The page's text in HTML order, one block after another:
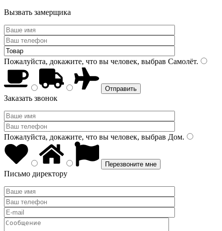
Вызвать замерщика
Пожалуйста, докажите, что вы человек, выбрав Самолёт.
Заказать звонок
Пожалуйста, докажите, что вы человек, выбрав Дом.
Письмо директору